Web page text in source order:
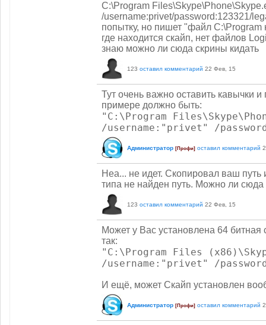
C:\Program
/username:privet/password:123321/
попытку, но пишет "файл
где находится скайп, нет файлов
знаю можно ли сюда скрины кидать
123 оставил комментарий 22 Фев, 15
Тут очень важно оставить
примере должно быть:
"C:\Program
/username:"privet" /
Администратор [Профи] оставил комментарий
Неа... не идет. Скопировал ваш путь
типа не найден путь. Можно ли сюда
123 оставил комментарий 22 Фев, 15
Может у Вас установлена 64
так:
"C:\Program Files
/username:"privet" /
И ещё, может Скайп установлен
Администратор [Профи] оставил комментарий